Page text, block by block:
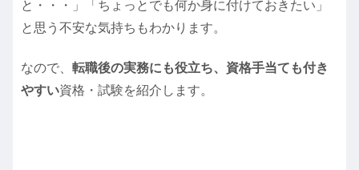
と・・・」「ちょっとでも何か身に付けておきたい」
と思う不安な気持ちもわかります。
なので、 転職後の実務にも役立ち、資格手当ても付き
やすい資格・試験を紹介します。